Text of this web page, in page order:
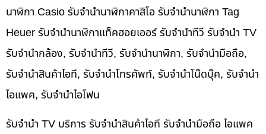
นาฬิกา Casio รับจำนำนาฬิกาคาสิโอ รับจำนำนาฬิกา Tag
Heuer รับจำนำนาฬิกาแท็คฮอยเออร์ รับจำนำทีวี รับจำนำ TV
รับจำนำกล้อง, รับจำนำทีวี, รับจำนำนาฬิกา, รับจำนำมือถือ,
รับจำนำสินค้าไอที, รับจำนำโทรศัพท์, รับจำนำโน๊ดบุ๊ค, รับจำนำ
ไอแพค, รับจำนำไอโฟน
รับจำนำ TV บริการ รับจำนำสินค้าไอที รับจำนำมือถือ ไอแพค